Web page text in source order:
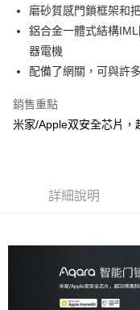
磨砂質感門鎖框架和
鋁合金一體式結構
器電機
配備了網關，可與許
銷售重點
米家/Apple双安全芯片，
詳細說明